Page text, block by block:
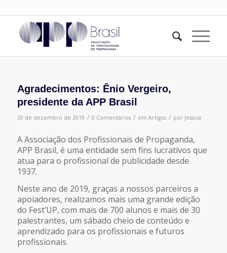
Agradecimentos: Ênio Vergeiro,
presidente da APP Brasil
20 de dezembro de 2019 / 0 Comentários / em Artigos / por Jessica
A Associação dos Profissionais de Propaganda,
APP Brasil, é uma entidade sem fins lucrativos que
atua para o profissional de publicidade desde
1937.
Neste ano de 2019, graças a nossos parceiros a
apoiadores, realizamos mais uma grande edição
do Fest’UP, com mais de 700 alunos e mais de 30
palestrantes, um sábado cheio de conteúdo e
aprendizado para os profissionais e futuros
profissionais.